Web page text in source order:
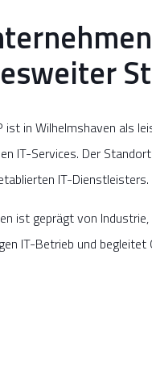
ist in Wilhelmshaven als
IT-Services. Der
IT-Dienstleisters.
ist geprägt von
IT-Betrieb und